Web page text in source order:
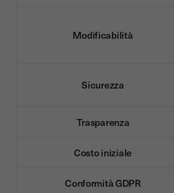
Modificabilità
Sicurezza
Trasparenza
Costo iniziale
Conformità GDPR